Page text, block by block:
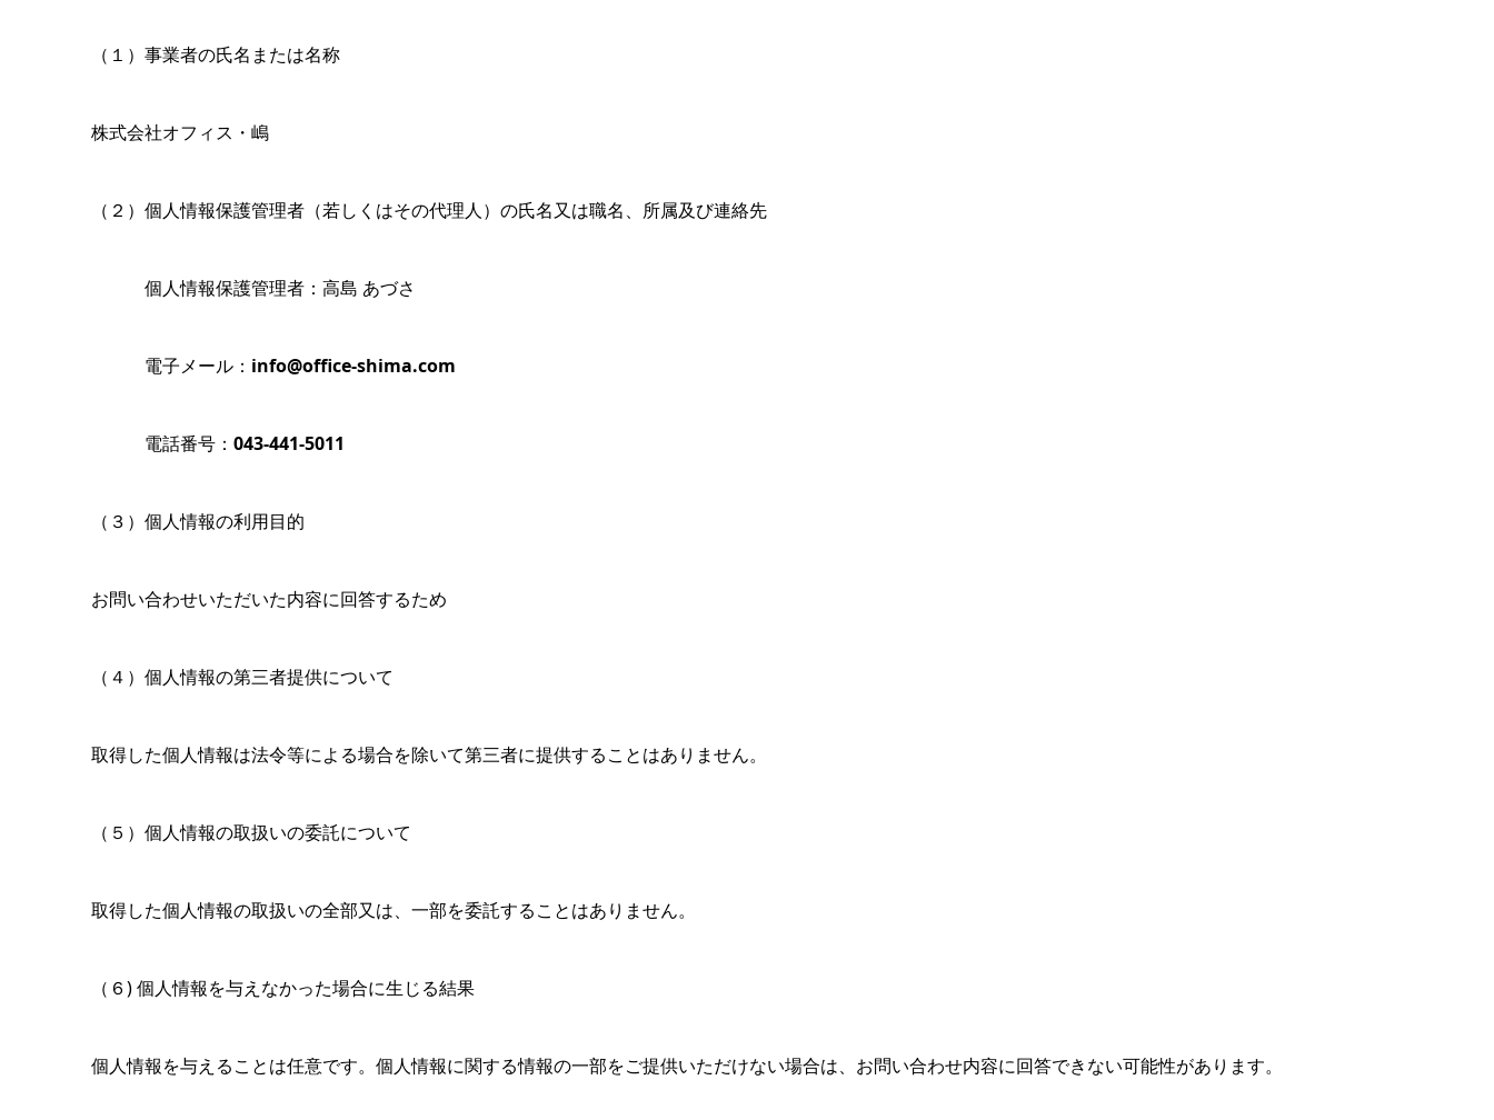
（１）事業者の氏名または名称
株式会社オフィス・嶋
（２）個人情報保護管理者（若しくはその代理人）の氏名又は職名、所属及び連絡先
個人情報保護管理者：高島 あづさ
電子メール： info@office-shima.com
電話番号： 043-441-5011
（３）個人情報の利用目的
お問い合わせいただいた内容に回答するため
（４）個人情報の第三者提供について
取得した個人情報は法令等による場合を除いて第三者に提供することはありません。
（５）個人情報の取扱いの委託について
取得した個人情報の取扱いの全部又は、一部を委託することはありません。
（６) 個人情報を与えなかった場合に生じる結果
個人情報を与えることは任意です。個人情報に関する情報の一部をご提供いただけない場合は、お問い合わせ内容に回答できない可能性があります。